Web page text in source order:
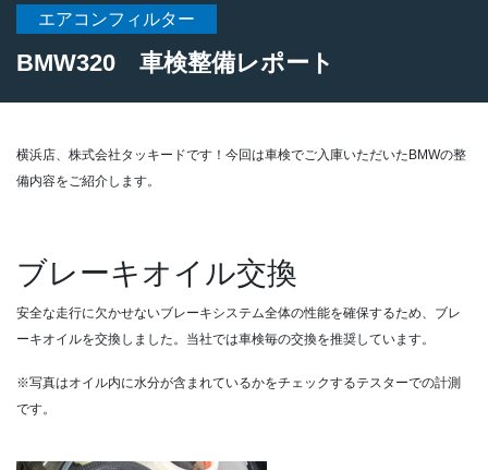
エアコンフィルター
BMW320 車検整備レポート
横浜店、株式会社タッキードです！今回は車検でご入庫いただいたBMWの整
備内容をご紹介します。
ブレーキオイル交換
安全な走行に欠かせないブレーキシステム全体の性能を確保するため、ブレ
ーキオイルを交換しました。当社では車検毎の交換を推奨しています。
※写真はオイル内に水分が含まれているかをチェックするテスターでの計測
です。